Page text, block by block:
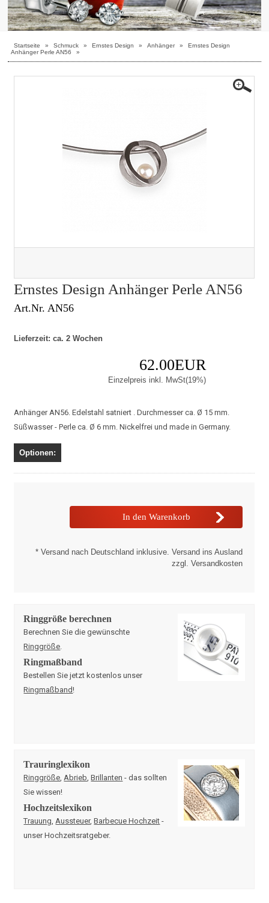
Startseite » Schmuck » Ernstes Design » Anhänger »
Ernstes Design
Anhänger Perle AN56
»
Ernstes Design Anhänger Perle AN56
Art.Nr. AN56
Lieferzeit: ca. 2 Wochen
62.00EUR
Einzelpreis inkl. MwSt(19%)
Anhänger AN56. Edelstahl satniert . Durchmesser ca. Ø 15 mm.
Süßwasser - Perle ca. Ø 6 mm. Nickelfrei und made in Germany.
Optionen:
* Versand nach Deutschland inklusive. Versand ins Ausland
zzgl. Versandkosten
Ringgröße berechnen
Berechnen Sie die gewünschte
Ringgröße
Ringmaßband
Bestellen Sie jetzt kostenlos unser
Ringmaßband!
Trauringlexikon
Ringgröße Abrieb ,Brillanten - das sollten
Sie wissen!
Hochzeitslexikon
Trauung Aussteuer,Barbecue Hochzeit -
unser Hochzeitsratgeber.